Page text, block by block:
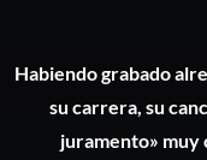
Habiendo grabado
su carrera, su
juramento» muy